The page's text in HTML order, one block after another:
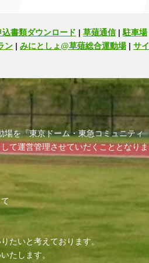
込書類ダウンロード | 草薙通信| 駐車場
ン | みにとしょ@草薙総合運動場| サイ
を『東京ドーム・東急コミュニティ
て運営管理させていだくこととなりま
たいと考えております。
たします。